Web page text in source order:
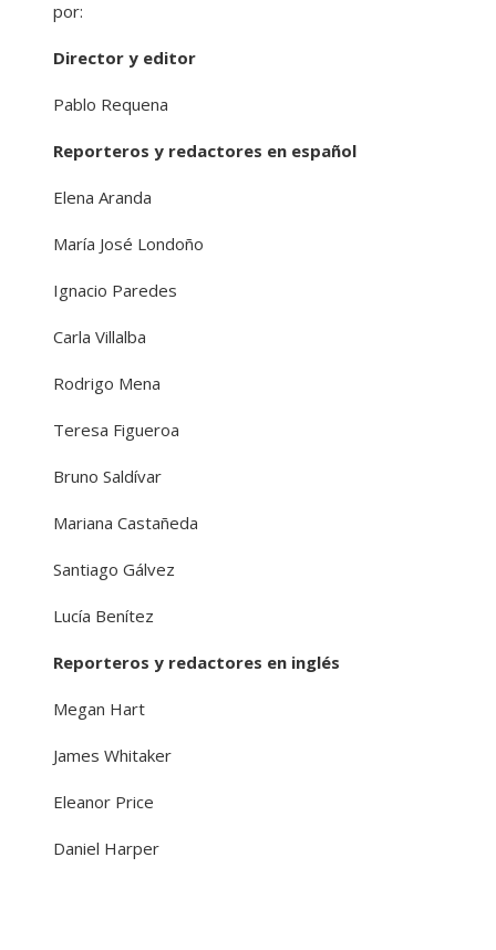
por:
Director y editor
Pablo Requena
Reporteros y redactores en español
Elena Aranda
María José Londoño
Ignacio Paredes
Carla Villalba
Rodrigo Mena
Teresa Figueroa
Bruno Saldívar
Mariana Castañeda
Santiago Gálvez
Lucía Benítez
Reporteros y redactores en inglés
Megan Hart
James Whitaker
Eleanor Price
Daniel Harper